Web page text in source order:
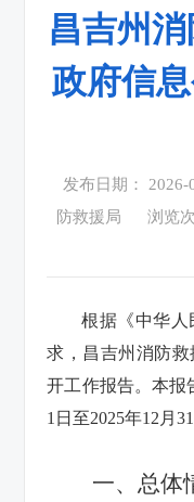
昌吉州
政府信
发布日期： 2026-
防救援局
浏览
根据《中华
求，昌吉州消防救
开工作报告。本报
1日至2025年12月31
一、总体